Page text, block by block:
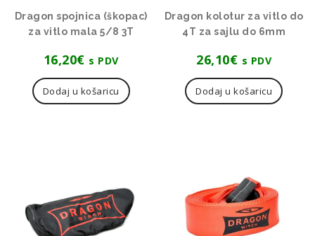
Dragon spojnica (škopac)
za vitlo mala 5/8 3T
16,20€ s PDV
Dodaj u košaricu
Dragon kolotur za vitlo do
4T za sajlu do 6mm
26,10€ s PDV
Dodaj u košaricu